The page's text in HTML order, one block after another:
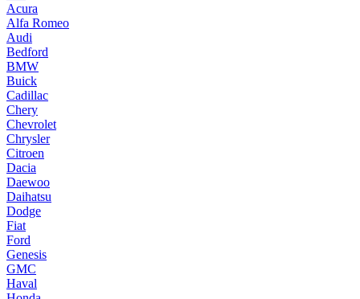
Acura
Alfa Romeo
Audi
Bedford
BMW
Buick
Cadillac
Chery
Chevrolet
Chrysler
Citroen
Dacia
Daewoo
Daihatsu
Dodge
Fiat
Ford
Genesis
GMC
Haval